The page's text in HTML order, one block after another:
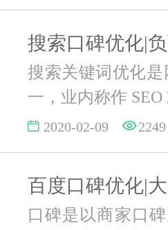
搜索关键词优化
一，业内称作 SEO
2020-02-09 2249
口碑是以商家口